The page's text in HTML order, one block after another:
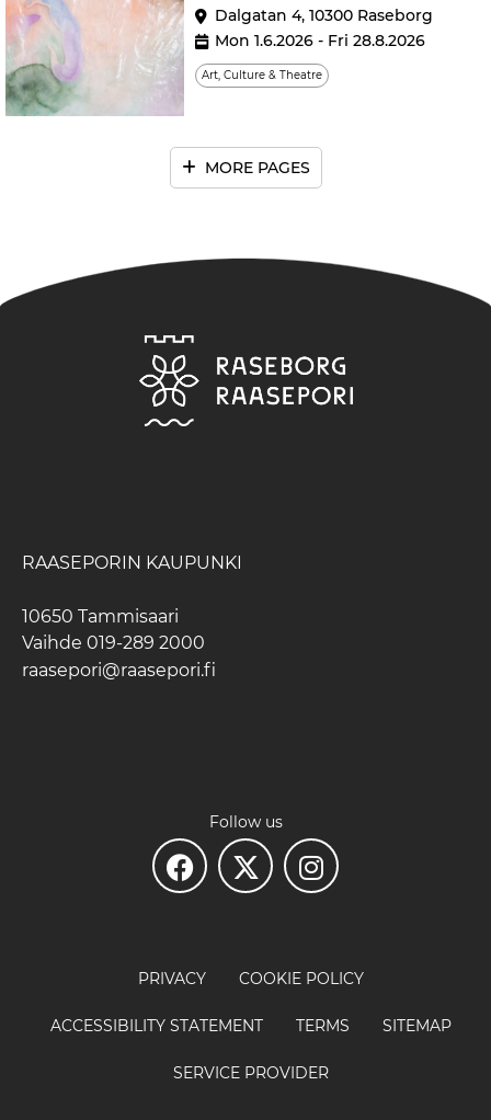
Dalgatan 4, 10300 Raseborg
Mon 1.6.2026 - Fri 28.8.2026
Art, Culture & Theatre
MORE PAGES
RAASEPORIN KAUPUNKI
10650 Tammisaari
Vaihde 019-289 2000
raasepori@raasepori.fi
Follow us
PRIVACY COOKIE POLICY
ACCESSIBILITY STATEMENT TERMS SITEMAP
SERVICE PROVIDER